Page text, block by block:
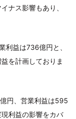
ナス影響もあり、
利益は736億円と、
を計画しておりま
円、営業利益は595
利益の影響をカバ